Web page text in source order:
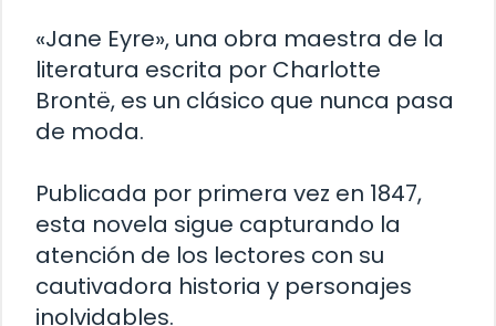
«Jane Eyre», una obra maestra de la
literatura escrita por Charlotte
Brontë, es un clásico que nunca pasa
de moda.
Publicada por primera vez en 1847,
esta novela sigue capturando la
atención de los lectores con su
cautivadora historia y personajes
inolvidables.